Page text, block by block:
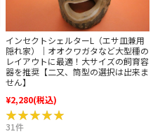
インセクトシェルターL（エサ皿兼用
隠れ家）｜オオクワガタなど大型種の
レイアウトに最適！大サイズの飼育容
器を推奨【二又、筒型の選択は出来ま
せん】
¥2,280(税込)
★★★★★
★★★★★
31件